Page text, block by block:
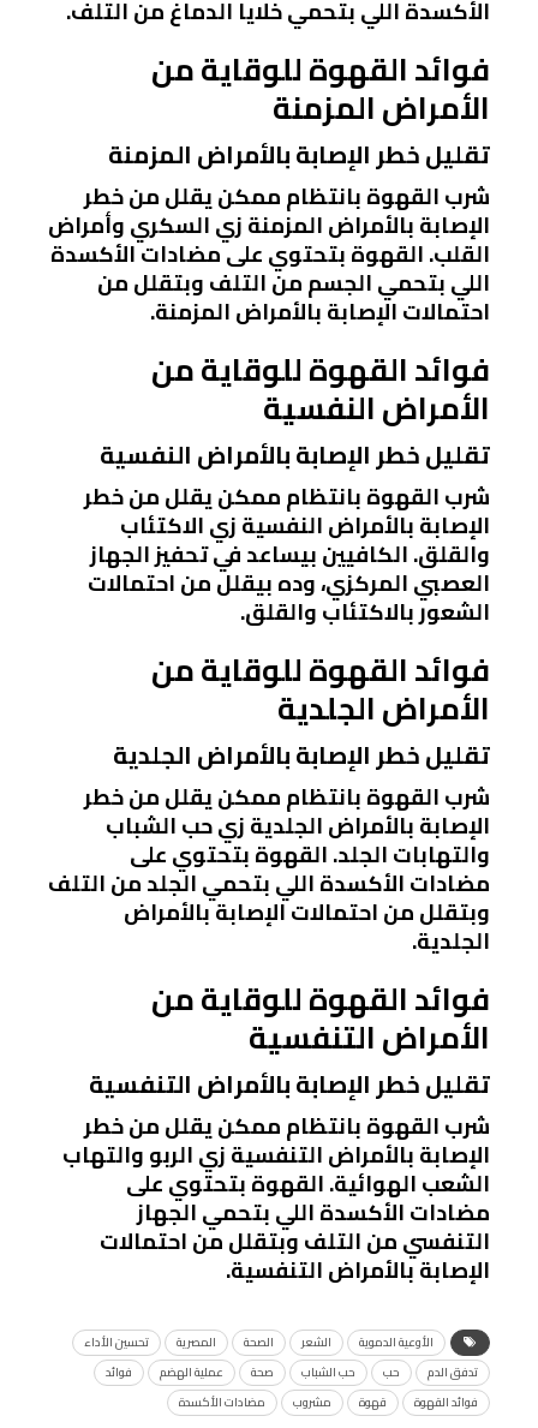
الأكسدة اللي بتحمي خلايا الدماغ من التلف.
فوائد القهوة للوقاية من
الأمراض المزمنة
تقليل خطر الإصابة بالأمراض المزمنة
شرب القهوة بانتظام ممكن يقلل من خطر
الإصابة بالأمراض المزمنة زي السكري وأمراض
القلب. القهوة بتحتوي على مضادات الأكسدة
اللي بتحمي الجسم من التلف وبتقلل من
احتمالات الإصابة بالأمراض المزمنة.
فوائد القهوة للوقاية من
الأمراض النفسية
تقليل خطر الإصابة بالأمراض النفسية
شرب القهوة بانتظام ممكن يقلل من خطر
الإصابة بالأمراض النفسية زي الاكتئاب
والقلق. الكافيين بيساعد في تحفيز الجهاز
العصبي المركزي، وده بيقلل من احتمالات
الشعور بالاكتئاب والقلق.
فوائد القهوة للوقاية من
الأمراض الجلدية
تقليل خطر الإصابة بالأمراض الجلدية
شرب القهوة بانتظام ممكن يقلل من خطر
الإصابة بالأمراض الجلدية زي حب الشباب
والتهابات الجلد. القهوة بتحتوي على
مضادات الأكسدة اللي بتحمي الجلد من التلف
وبتقلل من احتمالات الإصابة بالأمراض
الجلدية.
فوائد القهوة للوقاية من
الأمراض التنفسية
تقليل خطر الإصابة بالأمراض التنفسية
شرب القهوة بانتظام ممكن يقلل من خطر
الإصابة بالأمراض التنفسية زي الربو والتهاب
الشعب الهوائية. القهوة بتحتوي على
مضادات الأكسدة اللي بتحمي الجهاز
التنفسي من التلف وبتقلل من احتمالات
الإصابة بالأمراض التنفسية.
الأوعية الدموية الشعر الصحة المصرية
تحسين الأداء
تدفق الدم
حب حب الشباب صحة عملية الهضم
فوائد
فوائد القهوة
قهوة مشروب مضادات الأكسدة